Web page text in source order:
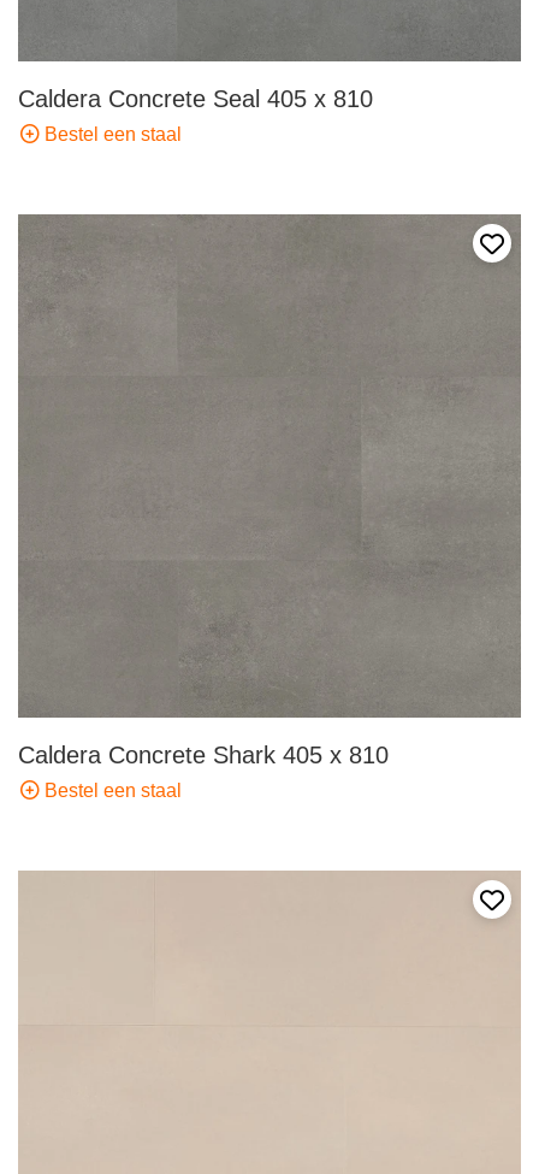
Caldera Concrete Seal 405 x 810
Bestel een staal
Voeg
Caldera Concrete Shark 405 x 810
Bestel een staal
Voeg